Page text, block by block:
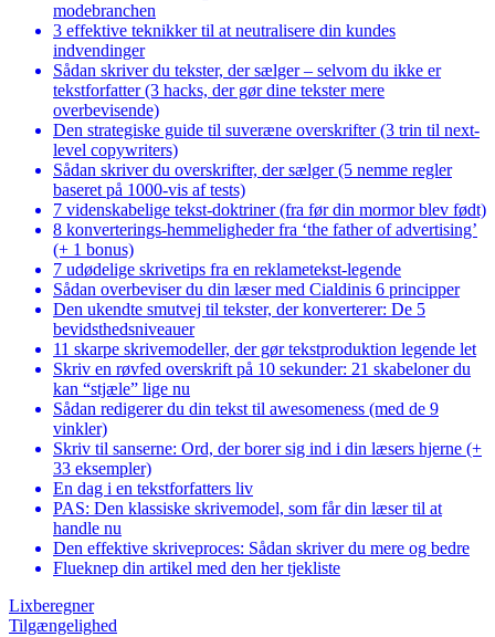
modebranchen
3 effektive teknikker til at neutralisere din kundes
indvendinger
Sådan skriver du tekster, der sælger – selvom du ikke er
tekstforfatter (3 hacks, der gør dine tekster mere
overbevisende)
Den strategiske guide til suveræne overskrifter (3 trin til next-
level copywriters)
Sådan skriver du overskrifter, der sælger (5 nemme regler
baseret på 1000-vis af tests)
7 videnskabelige tekst-doktriner (fra før din mormor blev født)
8 konverterings-hemmeligheder fra ‘the father of advertising’
(+ 1 bonus)
7 udødelige skrivetips fra en reklametekst-legende
Sådan overbeviser du din læser med Cialdinis 6 principper
Den ukendte smutvej til tekster, der konverterer: De 5
bevidsthedsniveauer
11 skarpe skrivemodeller, der gør tekstproduktion legende let
Skriv en røvfed overskrift på 10 sekunder: 21 skabeloner du
kan “stjæle” lige nu
Sådan redigerer du din tekst til awesomeness (med de 9
vinkler)
Skriv til sanserne: Ord, der borer sig ind i din læsers hjerne (+
33 eksempler)
En dag i en tekstforfatters liv
PAS: Den klassiske skrivemodel, som får din læser til at
handle nu
Den effektive skriveproces: Sådan skriver du mere og bedre
Flueknep din artikel med den her tjekliste
Footer
Lixberegner
Tilgængelighed